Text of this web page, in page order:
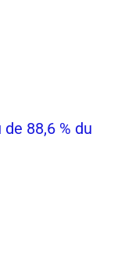
de 88,6 % du